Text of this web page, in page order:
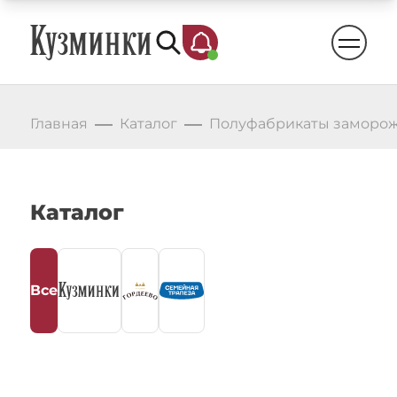
СТО 21471235-011-2020 Блинчики.pdf
pdf
СТО 21471235-012-2018 Полуфабрикаты
растительные и овощные.pdf
бр,гус,уток,индеек)колбМясКласс.pdf
изделия полукопченые и варено-
копченые из мяса и субпрод птицы..pdf
pdf
Главная Каталог Полуфабрикаты
Каталог
Все